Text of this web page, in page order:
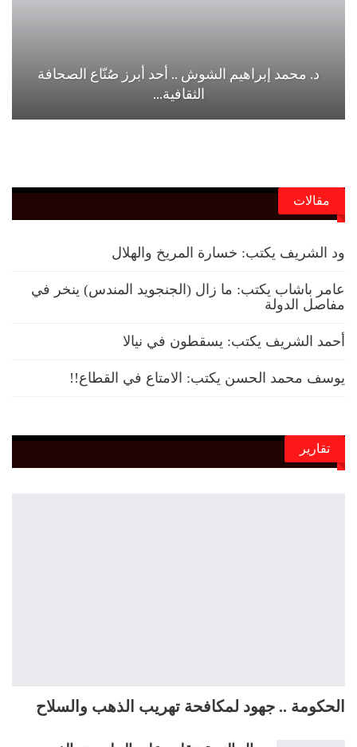
د. محمد إبراهيم الشوش .. أحد أبرز صُنّاع الصحافة
الثقافية…
مقالات
ود الشريف يكتب: خسارة المريخ والهلال
عامر باشاب يكتب: ما زال (الجنجويد المندس) ينخر في
مفاصل الدولة
أحمد الشريف يكتب: يسقطون في نيالا
يوسف محمد الحسن يكتب: الامتاع في القطاع!!
تقارير
الحكومة .. جهود لمكافحة تهريب الذهب والسلاح